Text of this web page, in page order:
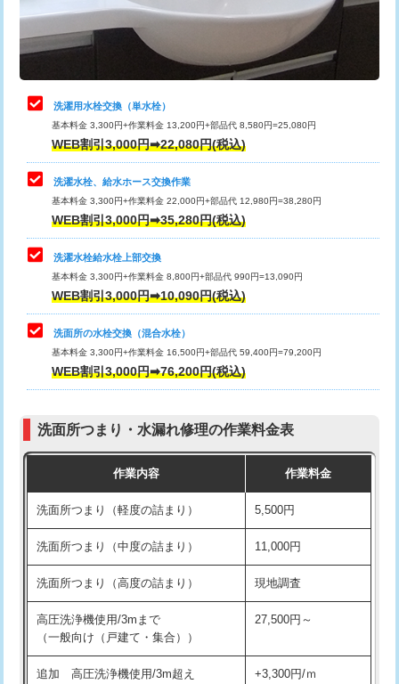
用（追加）/3ｍ超え)
給水管工事※（ライニング鋼管・銅
管・ポリ管・HT管使用/3ｍまで)
44,000円
給水管工事※（ライニング鋼管・銅
管・ポリ管・HT管使用/3ｍ超え)
排水管工事（土の掘削・埋め戻し作
業）
排水管工事（排水管工事/3ｍまで） 55,000円
排水管工事（追加 排水管工事/3ｍ超
え）
マス交換（土の掘削・埋め戻し作業）
マス交換（深さ50㎝未満）
マス交換（深さ50㎝以上）
モルタル補修（厚さ10㎝まで） 27,500円
モルタル補修（厚さ10㎝超え） 38,500円
洗面台設置 38,500円
バスタブ設置 現場見積
追加人工 16,500円
廃棄・処分
止水・漏水調査・防水処理・清掃・修
理・調整・分解・加工など（軽作業）
11,000円
止水・漏水調査・防水処理・清掃・修
理・調整・分解・加工など（中作業）
22,000円
止水・漏水調査・防水処理・清掃・修
理・調整・分解・加工など（重作業）
33,000円
キッチンタンク脱着
その他部品の脱着
交換・取付（タンク）
交換・取付(単水栓（壁付・デッキ
式）)
交換・取付(混合水栓（壁付・デッキ
式・ワンホール）)
16,500円+材料費
（P/S/ポップアップ））
交換・取付（その他部品） 11,000円+材料費
持込商品取付（単水栓） 13,200円
持込商品取付（混合水栓） 16,500円
持込商品取付（浄水器・分岐水栓） 16,500円
給水管工事※（ホール加工) 16,500円
給水管工事※（バンド止め)
給水管工事※（支持金具設置) 5,500円
洗濯用水栓交換（単水栓）
基本料金 3,300円+作業料金 13,200円+部品代 8,580円=25,080円
WEB割引3,000円➡22,080円(税込)
洗濯水栓、給水ホース交換作業
基本料金 3,300円+作業料金 22,000円+部品代 12,980円=38,280円
WEB割引3,000円➡35,280円(税込)
洗濯水栓給水栓上部交換
基本料金 3,300円+作業料金 8,800円+部品代 990円=13,090円
WEB割引3,000円➡10,090円(税込)
洗面所の水栓交換（混合水栓）
基本料金 3,300円+作業料金 16,500円+部品代 59,400円=79,200円
WEB割引3,000円➡76,200円(税込)
洗面所つまり・水漏れ修理の作業料金表
作業内容 作業料金
洗面所つまり（軽度の詰まり） 5,500円
洗面所つまり（中度の詰まり） 11,000円
洗面所つまり（高度の詰まり） 現地調査
高圧洗浄機使用/3mまで
（一般向け（戸建て・集合））
27,500円～
追加 高圧洗浄機使用/3m超え
+3,300円/ｍ